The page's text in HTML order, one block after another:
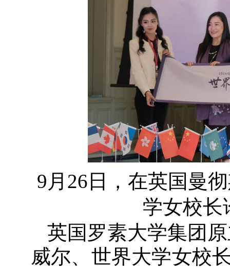
9月26日，在英国曼
学女校长
英国罗素大学集团
威尔、世界大学女校